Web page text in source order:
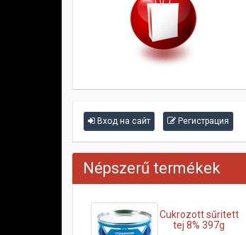
Вход на сайт Регистрация
Népszerű termékek
Cukrozott sűritett
tej 8% 397g